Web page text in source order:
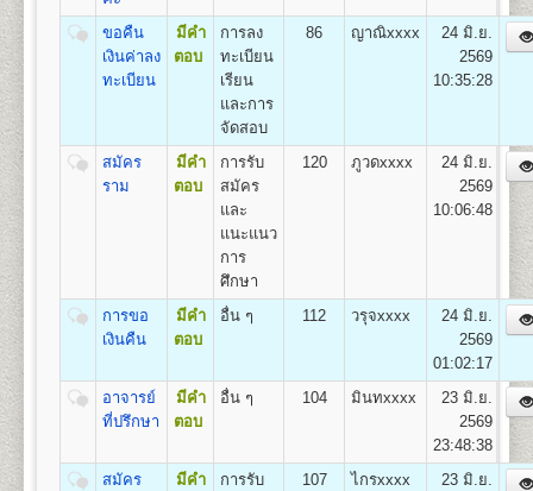
หลักสูตรที่เปิดสอน (ปริญญาตรี ส่วนภูมิภาค)
มหาวิทยาลัยรามคำแหงเปิดสอนระดับปริญญาตรี ใน 4
คณะ/สาขาวิชาในส่วนภูมิภาค
สาขาวิทยบริการเฉลิมพระเกียรต 23 จังหวัด 41 ศูนย์
คณะนิติศาสตร์สาขาวิชานิติศาสตร์
คณะบริหารธุรกิจสาขาวิชาการจัดการ
คณะสื่อสารมวลชน
คณะรัฐศาสตร์กลุ่มวิชาเอก การบริหารรัฐกิจ
http://www.regis.ru.ac.th/index.php/curriculum/2014-
02-19-06-53-52
21
3,050
22 1,100 500 800
3,100
ขอคืน
เงินค่าลง
ทะเบียน
มีคำ
ตอบ
การลง
ทะเบียน
เรียน
และการ
จัดสอบ
86 ญาณิxxxx
24 มิ.ย.
2569
10:35:28
สมัคร
ราม
มีคำ
ตอบ
การรับ
สมัคร
และ
แนะแนว
การ
ศึกษา
120 ภูวดxxxx
24 มิ.ย.
2569
10:06:48
การขอ
เงินคืน
มีคำ
ตอบ
อื่น ๆ 112 วรุจxxxx
24 มิ.ย.
2569
01:02:17
อาจารย์
ที่ปรึกษา
มีคำ
ตอบ
อื่น ๆ 104 มินทxxxx
23 มิ.ย.
2569
23:48:38
สมัคร
มีคำ
การรับ
107 ไกรxxxx
23 มิ.ย.